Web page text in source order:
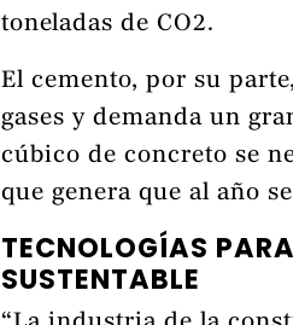
toneladas de CO2.
El cemento, por su
gases y demanda un
cúbico de concreto se
que genera que al año
TECNOLOGÍAS
SUSTENTABLE